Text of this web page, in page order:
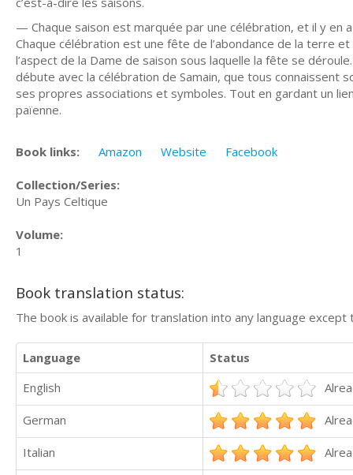
— Chaque saison est marquée par une célébration, et il y en
Chaque célébration est une fête de l’abondance de la terre
l’aspect de la Dame de saison sous laquelle la fête se
débute avec la célébration de Samain, que tous connaissent
ses propres associations et symboles. Tout en gardant un
païenne.
Book links: Amazon Website Facebook
Collection/Series:
Un Pays Celtique
Volume:
1
Book translation status:
The book is available for translation into any language
Language
Status
English
German
Italian